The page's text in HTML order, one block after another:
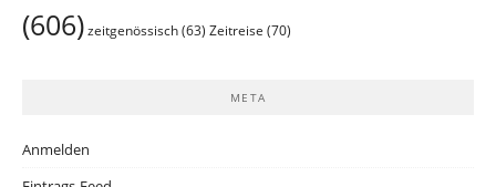
(606) zeitgenössisch (63) Zeitreise (70)
META
Anmelden